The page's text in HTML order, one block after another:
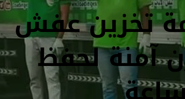
تخزين عفش
آمنة لحفظ